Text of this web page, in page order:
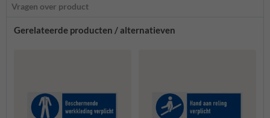
Vragen over product
Gerelateerde producten / alternatieven